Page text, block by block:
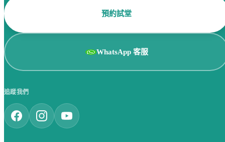
預約試堂
WhatsApp 客服
追蹤我們